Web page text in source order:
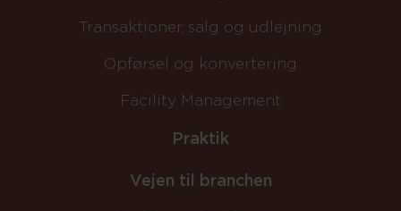
Transaktioner, salg og udlejning
Opførsel og konvertering
Facility Management
Praktik
Vejen til branchen